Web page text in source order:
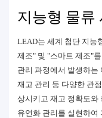
지능형 물류
LEAD는 세계 첨단 지능
제조" 및 "스마트 제조"
관리 과정에서 발생하는
재고 관리 등 다양한 관
상시키고 재고 정확도와
유연화 관리를 실현하여